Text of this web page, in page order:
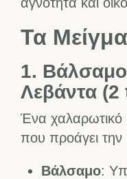
Τα
1.
Λεβάντα (2
Ένα χαλαρωτικό
που προάγει την
Βάλσαμο: